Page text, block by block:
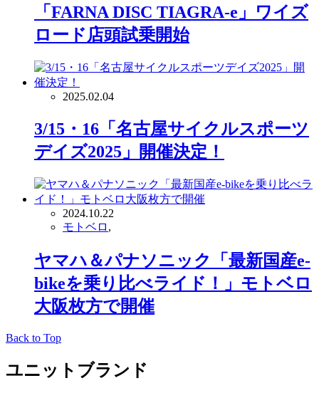
「FARNA DISC TIAGRA-e」ワイズ
ロード店頭試乗開始
2025.02.04
3/15・16「名古屋サイクルスポーツ
デイズ2025」開催決定！
2024.10.22
モトベロ ,
ヤマハ＆パナソニック「最新国産e-
bikeを乗り比べライド！」モトベロ
大阪枚方で開催
Back to Top
ユニットブランド